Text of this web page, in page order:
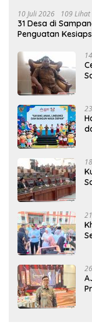
10 Juli 2026 109 Lihat
31 Desa di
Penguatan